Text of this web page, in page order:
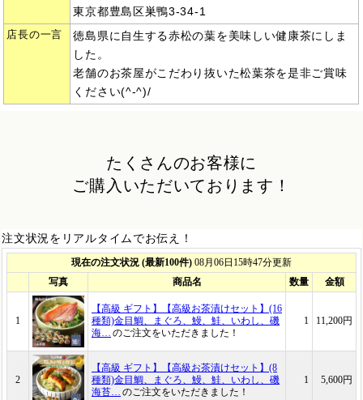
東京都豊島区巣鴨3-34-1
店長の一言
徳島県に自生する赤松の葉を美味しい健康茶にしま
した。
老舗のお茶屋がこだわり抜いた松葉茶を是非ご賞味
ください(^-^)/
たくさんのお客様に
ご購入いただいております！
注文状況をリアルタイムでお伝え！